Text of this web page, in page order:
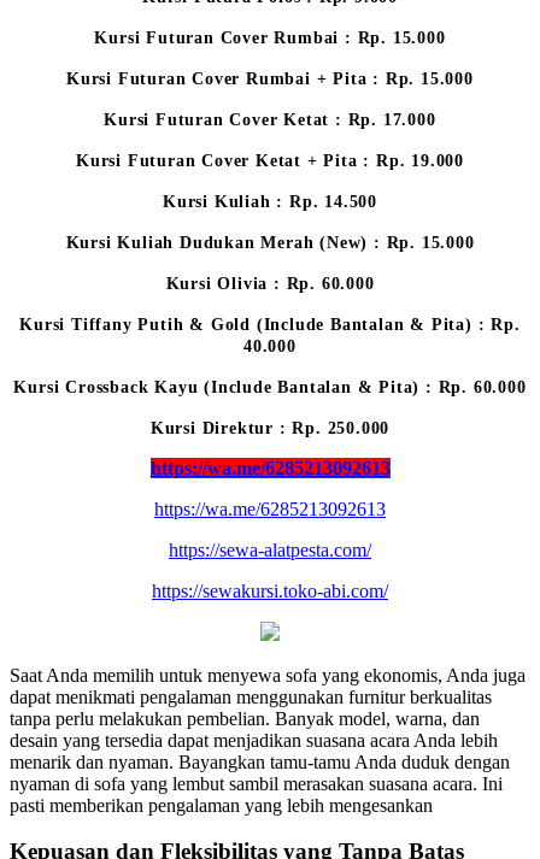
Kursi Futuran Cover Rumbai : Rp. 15.000
Kursi Futuran Cover Rumbai + Pita : Rp. 15.000
Kursi Futuran Cover Ketat : Rp. 17.000
Kursi Futuran Cover Ketat + Pita : Rp. 19.000
Kursi Kuliah : Rp. 14.500
Kursi Kuliah Dudukan Merah (New) : Rp. 15.000
Kursi Olivia : Rp. 60.000
Kursi Tiffany Putih & Gold (Include Bantalan & Pita) : Rp.
40.000
Kursi Crossback Kayu (Include Bantalan & Pita) : Rp. 60.000
Kursi Direktur : Rp. 250.000
https://wa.me/6285213092613
https://wa.me/6285213092613
https://sewa-alatpesta.com/
https://sewakursi.toko-abi.com/
Saat Anda memilih untuk menyewa sofa yang ekonomis, Anda juga
dapat menikmati pengalaman menggunakan furnitur berkualitas
tanpa perlu melakukan pembelian. Banyak model, warna, dan
desain yang tersedia dapat menjadikan suasana acara Anda lebih
menarik dan nyaman. Bayangkan tamu-tamu Anda duduk dengan
nyaman di sofa yang lembut sambil merasakan suasana acara. Ini
pasti memberikan pengalaman yang lebih mengesankan
Kepuasan dan Fleksibilitas yang Tanpa Batas